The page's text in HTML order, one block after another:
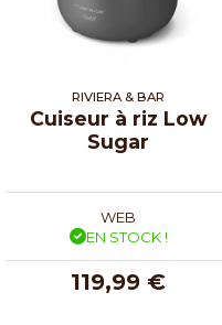
RIVIERA & BAR
Cuiseur à riz Low
Sugar
WEB
EN STOCK !
119,99 €